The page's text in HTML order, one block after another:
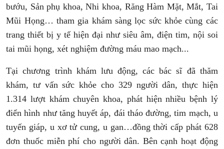
bướu, Sản phụ khoa, Nhi khoa, Răng Hàm Mặt, Mắt, Tai
Mũi Họng… tham gia khám sàng lọc sức khỏe cùng các
trang thiết bị y tế hiện đại như siêu âm, điện tim, nội soi
tai mũi họng, xét nghiệm đường máu mao mạch...
Tại chương trình khám lưu động, các bác sĩ đã thăm
khám, tư vấn sức khỏe cho 329 người dân, thực hiện
1.314 lượt khám chuyên khoa, phát hiện nhiều bệnh lý
điển hình như tăng huyết áp, đái tháo đường, tim mạch, u
tuyến giáp, u xơ tử cung, u gan…đồng thời cấp phát 628
đơn thuốc miễn phí cho người dân. Bên cạnh hoạt động